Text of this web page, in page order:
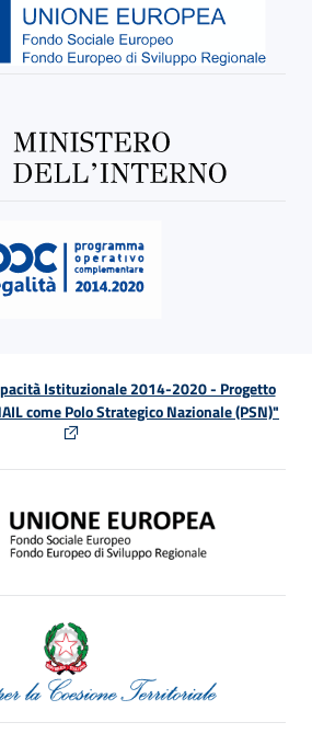
Istituzionale 2014-2020 - Progetto
come Polo Strategico Nazionale (PSN)"